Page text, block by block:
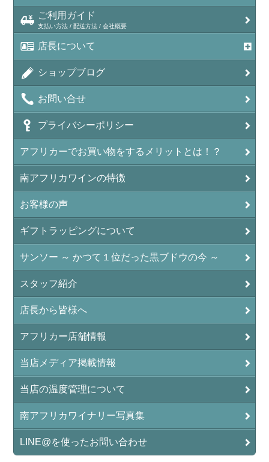
ご利用ガイド
支払い方法 / 配送方法 / 会社概要
店長について
ショップブログ
お問い合せ
プライバシーポリシー
アフリカーでお買い物をするメリットとは！？
南アフリカワインの特徴
お客様の声
ギフトラッピングについて
サンソー ～ かつて１位だった黒ブドウの今 ～
スタッフ紹介
店長から皆様へ
アフリカー店舗情報
当店メディア掲載情報
当店の温度管理について
南アフリカワイナリー写真集
LINE@を使ったお問い合わせ